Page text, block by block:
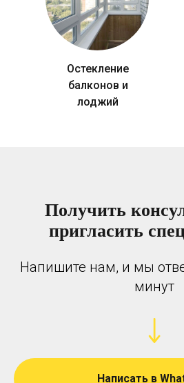
Остекление
балконов и
лоджий
Получить
пригласить
Напишите нам, и мы
минут
Написать в